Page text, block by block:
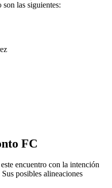
son las siguientes:
FC
encuentro con la intención
posibles alineaciones